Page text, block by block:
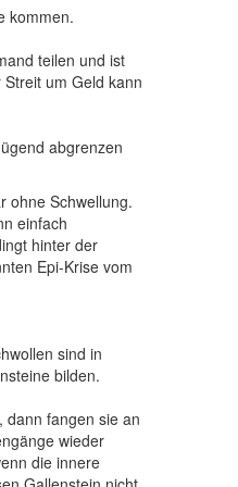
kommen.
teilen und ist
um Geld kann
abgrenzen
ohne Schwellung.
einfach
hinter der
Epi-Krise vom
sind in
bilden.
dann fangen sie an
wieder
die innere